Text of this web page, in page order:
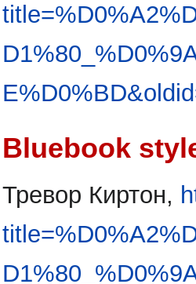
Bluebook
Тревор Киртон,